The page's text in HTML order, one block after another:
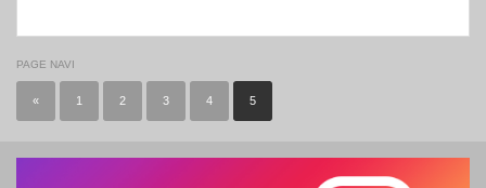
PAGE NAVI
« 1 2 3 4 5